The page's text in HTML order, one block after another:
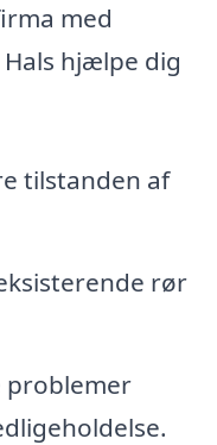
med
hjælpe dig
tilstanden af
rør
problemer